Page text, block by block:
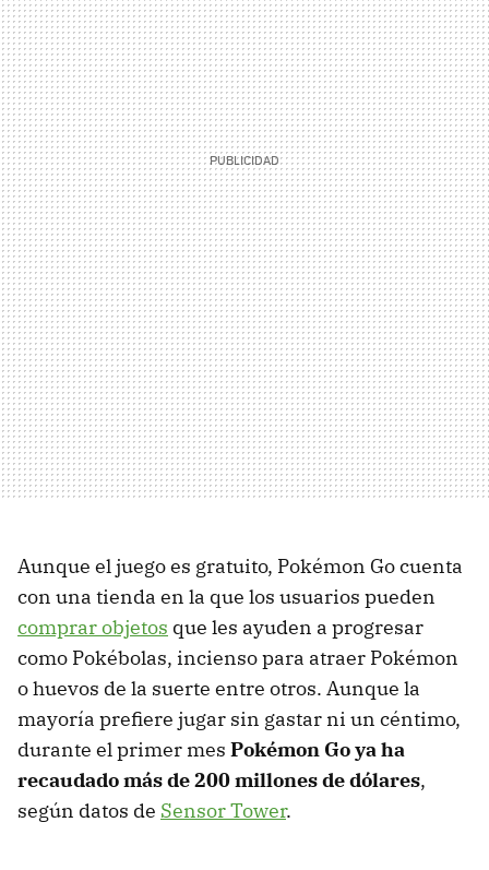
Aunque el juego es gratuito, Pokémon Go cuenta
con una tienda en la que los usuarios pueden
comprar objetos que les ayuden a progresar
como Pokébolas, incienso para atraer Pokémon
o huevos de la suerte entre otros. Aunque la
mayoría prefiere jugar sin gastar ni un céntimo,
durante el primer mes Pokémon Go ya ha
recaudado más de 200 millones de dólares,
según datos de Sensor Tower.